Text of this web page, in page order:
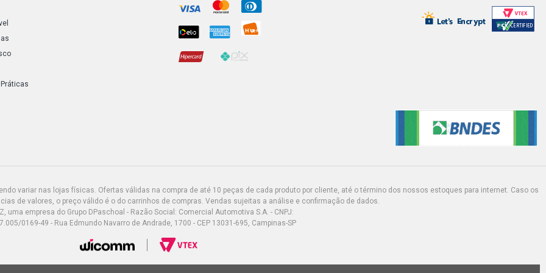
MERIVA CD MINIVAN 1.8 8V FLEXPOWER FLEX
(2004 - 2004) FREIO LINHA LEVE SEM ABS
FLEX (2005 - 2012) FREIO LINHA LEVE SEM ABS,
MERIVA STD MINIVAN 1.8 8V GASOLINA (2003 -
2004) FREIO LINHA LEVE SEM ABS
variar nas lojas físicas. Ofertas válidas na compra de até 10 peças de cada produto por cliente, até o término dos nossos estoques para internet. Caso os
de valores, o preço válido é o do carrinhos de compras. Vendas sujeitas a análise e confirmação de dados.
uma empresa do Grupo DPaschoal - Razão Social: Comercial Automotiva S.A. - CNPJ:
0169-49 - Rua Edmundo Navarro de Andrade, 1700 - CEP 13031-695, Campinas-SP